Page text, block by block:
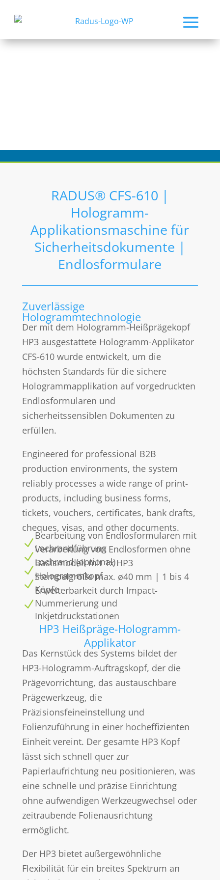
RADUS® CFS-610 |
Hologramm-
Applikationsmaschine für
Sicherheitsdokumente |
Endlosformulare
Zuverlässige
Hologrammtechnologie
Der mit dem Hologramm-Heißprägekopf
HP3 ausgestattete Hologramm-Applikator
CFS-610 wurde entwickelt, um die
höchsten Standards für die sichere
Hologrammapplikation auf vorgedruckten
Endlosformularen und
sicherheitssensiblen Dokumenten zu
erfüllen.
Engineered for professional B2B
production environments, the system
reliably processes a wide range of print-
products, including business forms,
tickets, vouchers, certificates, bank drafts,
cheques, visas, and other documents.
N
Bearbeitung von Endlosformularen mit
Lochrandführung
N
Verarbeitung von Endlosformen ohne
Lochrand (optional)
N
Basismodell mit 1x HP3
Hologrammkopf
N
Stempelgröße max. ø40 mm | 1 bis 4
Köpfe
N
Erweiterbarkeit durch Impact-
Nummerierung und
Inkjetdruckstationen
HP3 Heißpräge-Hologramm-
Applikator
Das Kernstück des Systems bildet der
HP3-Hologramm-Auftragskopf, der die
Prägevorrichtung, das austauschbare
Prägewerkzeug, die
Präzisionsfeineinstellung und
Folienzuführung in einer hocheffizienten
Einheit vereint. Der gesamte HP3 Kopf
lässt sich schnell quer zur
Papierlaufrichtung neu positionieren, was
eine schnelle und präzise Einrichtung
ohne aufwendigen Werkzeugwechsel oder
zeitraubende Folienausrichtung
ermöglicht.
Der HP3 bietet außergewöhnliche
Flexibilität für ein breites Spektrum an